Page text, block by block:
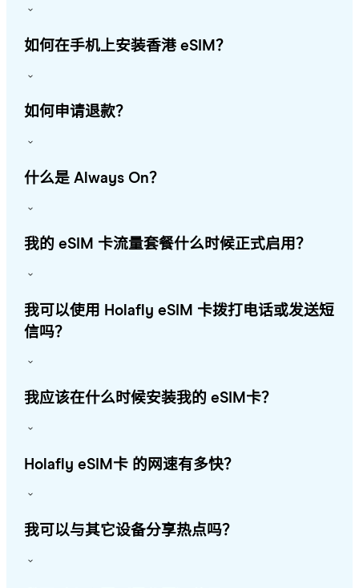
如何在手机上安装香港 eSIM？
如何申请退款？
什么是 Always On？
我的 eSIM 卡流量套餐什么时候正式启用？
我可以使用 Holafly eSIM 卡拨打电话或发送短
信吗？
我应该在什么时候安装我的 eSIM卡？
Holafly eSIM卡 的网速有多快？
我可以与其它设备分享热点吗？